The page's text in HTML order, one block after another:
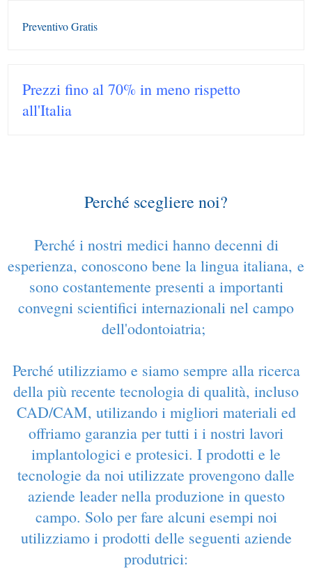
Preventivo Gratis
Prezzi fino al 70% in meno rispetto
all'Italia
Perché scegliere noi?
Perché i nostri medici hanno decenni di
esperienza, conoscono bene la lingua italiana, e
sono costantemente presenti a importanti
convegni scientifici internazionali nel campo
dell'odontoiatria;
Perché utilizziamo e siamo sempre alla ricerca
della più recente tecnologia di qualità, incluso
CAD/CAM, utilizando i migliori materiali ed
offriamo garanzia per tutti i i nostri lavori
implantologici e protesici. I prodotti e le
tecnologie da noi utilizzate provengono dalle
aziende leader nella produzione in questo
campo. Solo per fare alcuni esempi noi
utilizziamo i prodotti delle seguenti aziende
produtrici: